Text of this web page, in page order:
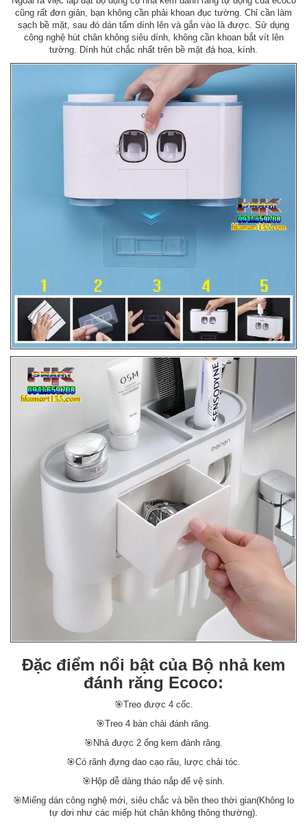
cũng rất đơn giản, bạn không cần phải khoan đục tường. Chỉ cần làm
sạch bề mặt, sau đó dán tấm dính lên và gắn vào là được. Sử dụng
công nghệ hút chân không siêu dính, không cần khoan bắt vít lên
tường. Dính hút chắc nhất trên bề mặt đá hoa, kính.
Đặc điểm nổi bật của Bộ nhả kem
đánh răng Ecoco:
🎯Treo được 4 cốc.
🎯Treo 4 bàn chải đánh răng.
🎯Nhả được 2 ống kem đánh răng.
🎯Có rãnh đựng dao cạo râu, lược chải tóc.
🎯Hộp dễ dàng tháo nắp để vệ sinh.
🎯Miếng dán công nghệ mới, siêu chắc và bền theo thời gian(Không lo
tự dơi như các miếp hút chân không thông thường).